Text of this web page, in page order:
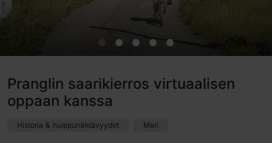
Pranglin saarikierros virtuaalisen
oppaan kanssa
Historia & huippunähtävyydet Meri